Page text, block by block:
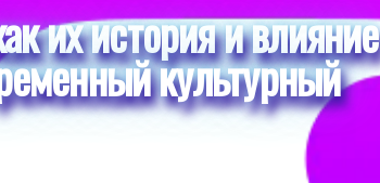
их история и влияние
культурный